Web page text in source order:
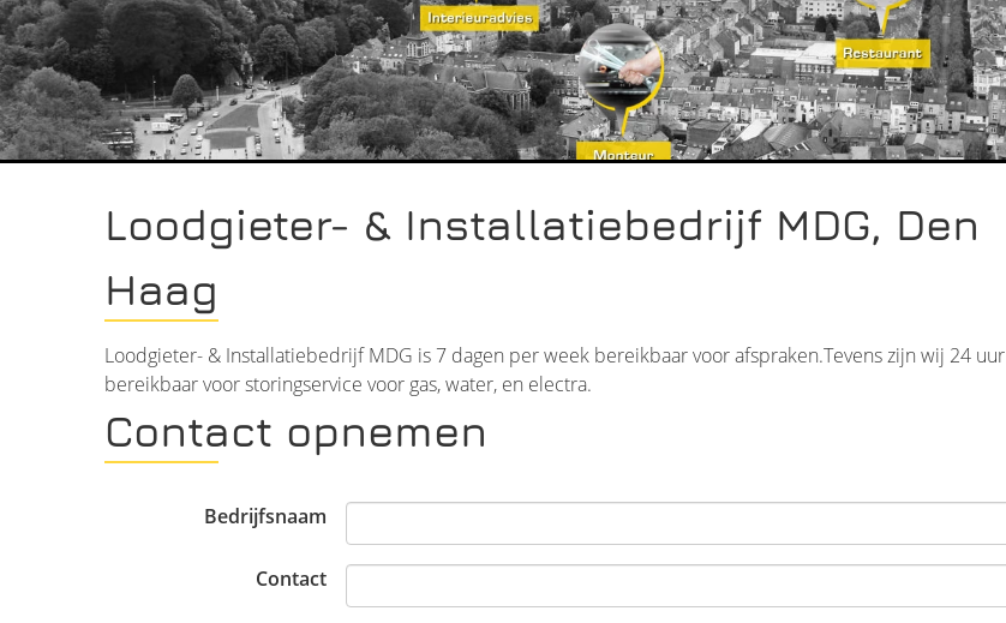
Loodgieter- & Installatiebedrijf MDG, Den
Haag
Loodgieter- & Installatiebedrijf MDG is 7 dagen per week bereikbaar voor afspraken.Tevens zijn wij 24 uur
bereikbaar voor storingservice voor gas, water, en electra.
Contact opnemen
Bedrijfsnaam
Contact